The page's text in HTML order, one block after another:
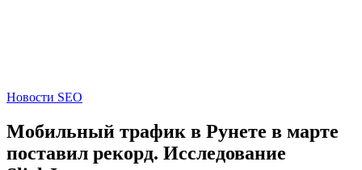
Новости SEO
Мобильный трафик в Рунете в марте
поставил рекорд. Исследование